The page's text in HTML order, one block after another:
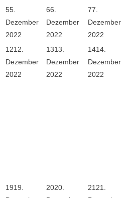
55.
Dezember
2022
66.
Dezember
2022
77.
Dezember
2022
1212.
Dezember
2022
1313.
Dezember
2022
1414.
Dezember
2022
1919.
2020.
21 21.